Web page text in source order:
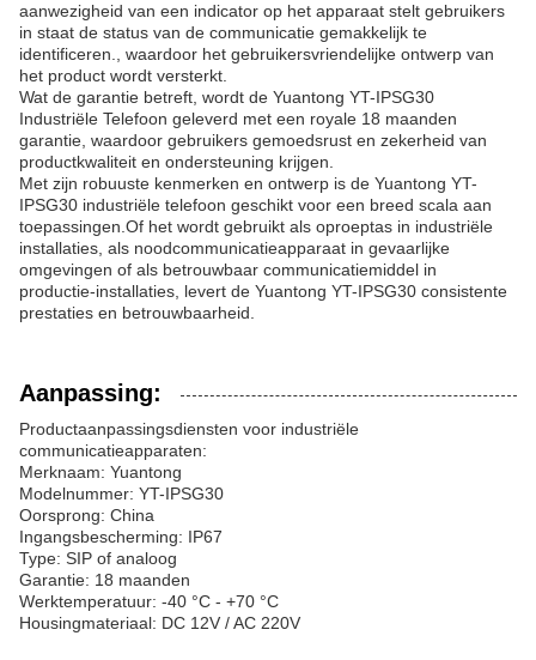
aanwezigheid van een indicator op het apparaat stelt gebruikers
in staat de status van de communicatie gemakkelijk te
identificeren., waardoor het gebruikersvriendelijke ontwerp van
het product wordt versterkt.
Wat de garantie betreft, wordt de Yuantong YT-IPSG30
Industriële Telefoon geleverd met een royale 18 maanden
garantie, waardoor gebruikers gemoedsrust en zekerheid van
productkwaliteit en ondersteuning krijgen.
Met zijn robuuste kenmerken en ontwerp is de Yuantong YT-
IPSG30 industriële telefoon geschikt voor een breed scala aan
toepassingen.Of het wordt gebruikt als oproeptas in industriële
installaties, als noodcommunicatieapparaat in gevaarlijke
omgevingen of als betrouwbaar communicatiemiddel in
productie-installaties, levert de Yuantong YT-IPSG30 consistente
prestaties en betrouwbaarheid.
Aanpassing:
Productaanpassingsdiensten voor industriële
communicatieapparaten:
Merknaam: Yuantong
Modelnummer: YT-IPSG30
Oorsprong: China
Ingangsbescherming: IP67
Type: SIP of analoog
Garantie: 18 maanden
Werktemperatuur: -40 °C - +70 °C
Housingmateriaal: DC 12V / AC 220V